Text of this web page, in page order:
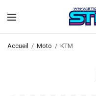
Accueil / Moto / KTM